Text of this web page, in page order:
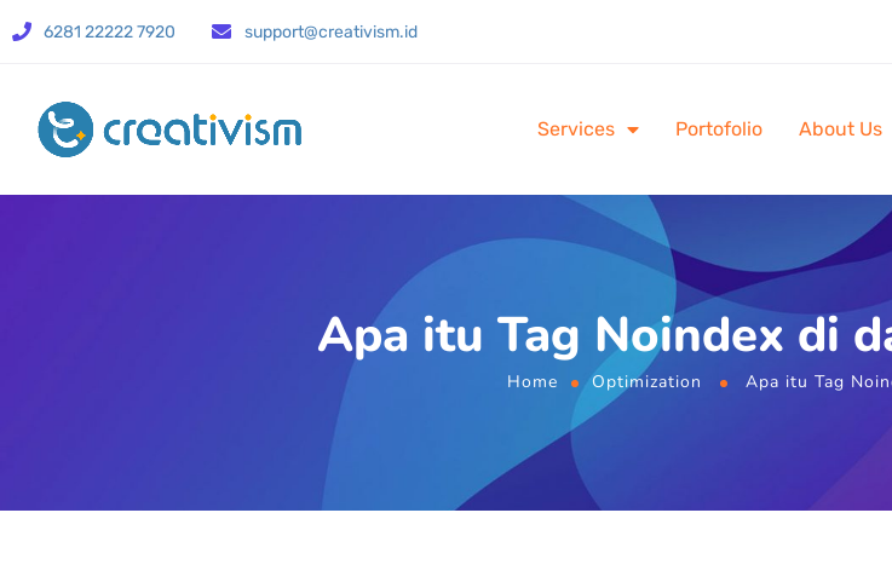
6281 22222 7920 support@creativism.id
Services Portofolio About Us
Apa itu Tag Noindex di
Home Optimization Apa itu Tag